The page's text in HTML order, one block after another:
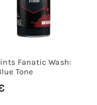
Fanatic Wash:
Tone